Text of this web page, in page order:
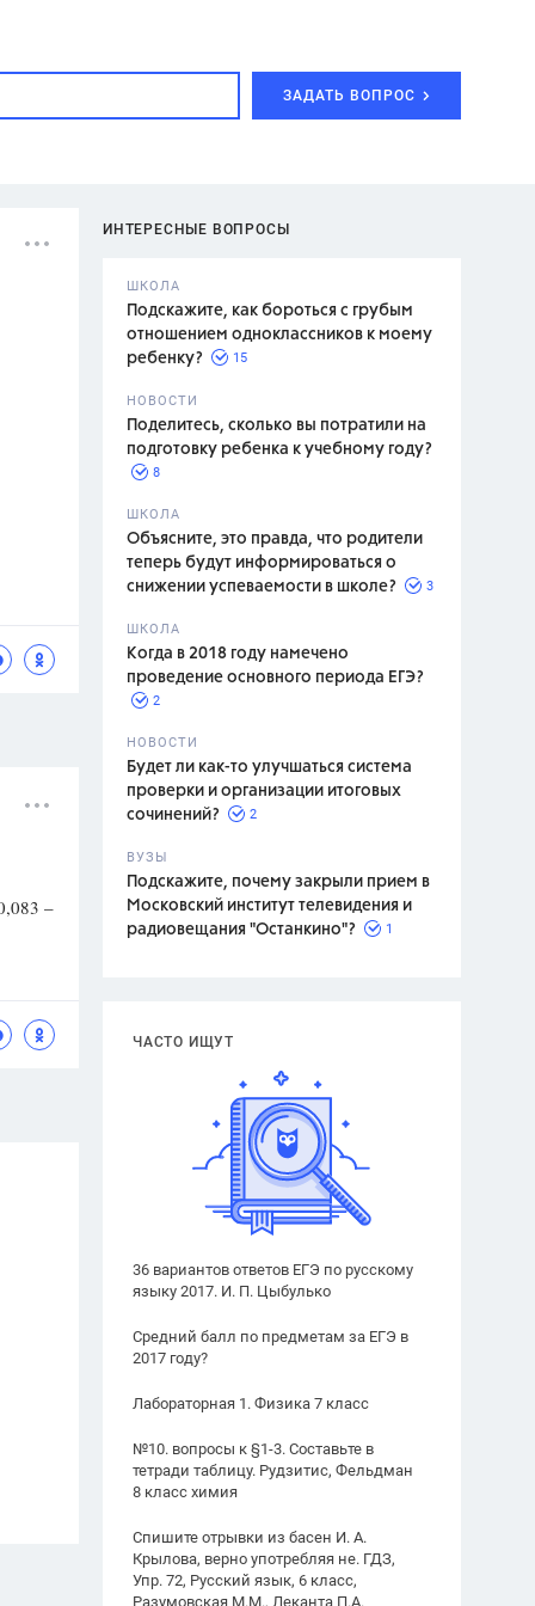
ЗАДАТЬ ВОПРОС
ИНТЕРЕСНЫЕ ВОПРОСЫ
ШКОЛА
Подскажите, как бороться с грубым
отношением одноклассников к моему
ребенку?
15
НОВОСТИ
Поделитесь, сколько вы потратили на
подготовку ребенка к учебному году?
8
ШКОЛА
Объясните, это правда, что родители
теперь будут информироваться о
снижении успеваемости в школе?
3
ШКОЛА
Когда в 2018 году намечено
проведение основного периода ЕГЭ?
2
НОВОСТИ
Будет ли как-то улучшаться система
проверки и организации итоговых
сочинений?
2
ВУЗЫ
Подскажите, почему закрыли прием в
Московский институт телевидения и
радиовещания "Останкино"?
1
ЧАСТО ИЩУТ
36 вариантов ответов ЕГЭ по русскому
языку 2017. И. П. Цыбулько
Средний балл по предметам за ЕГЭ в
2017 году?
Лабораторная 1. Физика 7 класс
№10. вопросы к §1-3. Составьте в
тетради таблицу. Рудзитис, Фельдман
8 класс химия
Спишите отрывки из басен И. А.
Крылова, верно употребляя не. ГДЗ,
Упр. 72, Русский язык, 6 класс,
Разумовская М.М., Леканта П.А.
–